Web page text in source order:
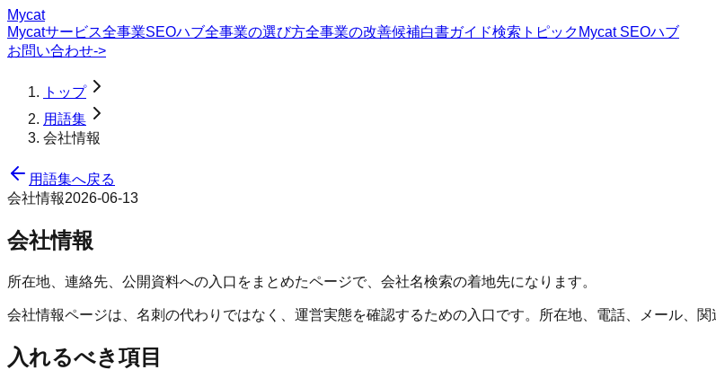
Mycat
Mycatサービス全事業SEOハブ全事業の選び方全事業の改善候補白書ガイド検索トピック Mycat SEOハブ
お問い合わせ->
トップ
用語集
会社情報
用語集へ戻る
会社情報2026-06-13
会社情報
所在地、連絡先、公開資料への入口をまとめたページで、会社名検索の着地先になります。
会社情報ページは、名刺の代わりではなく、運営実態を確認するための入口です。所在地、電話、メール、
入れるべき項目